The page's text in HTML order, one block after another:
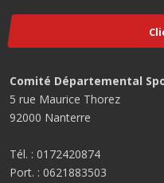
Comité Départemental
5 rue Maurice Thorez
92000 Nanterre
Tél. : 0172420874
Port. : 0621883503